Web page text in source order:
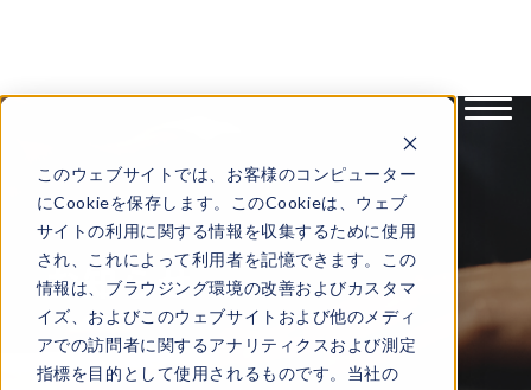
このウェブサイトでは、お客様のコンピューター
にCookieを保存します。このCookieは、ウェブ
サイトの利用に関する情報を収集するために使用
され、これによって利用者を記憶できます。この
情報は、ブラウジング環境の改善およびカスタマ
イズ、およびこのウェブサイトおよび他のメディ
アでの訪問者に関するアナリティクスおよび測定
指標を目的として使用されるものです。当社の
お知らせ